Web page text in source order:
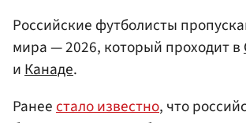
Российские футболисты
мира — 2026, который проходит в
иКанаде.
Ранеестало известно, что